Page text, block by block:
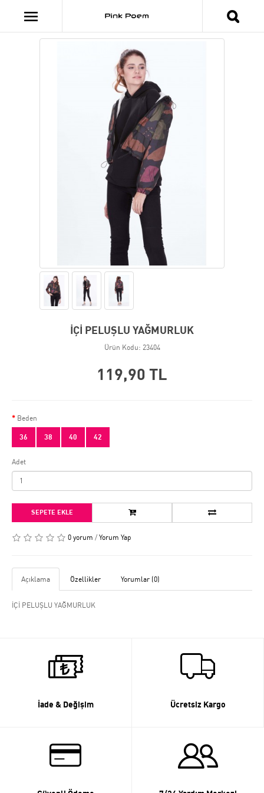
İÇİ PELUŞLU YAĞMURLUK
Ürün Kodu: 23404
119,90 TL
Beden
36 38 40 42
Adet
SEPETE EKLE
0 yorum / Yorum Yap
Açıklama Özellikler Yorumlar (0)
İÇİ PELUŞLU YAĞMURLUK
İade & Değişim Ücretsiz Kargo